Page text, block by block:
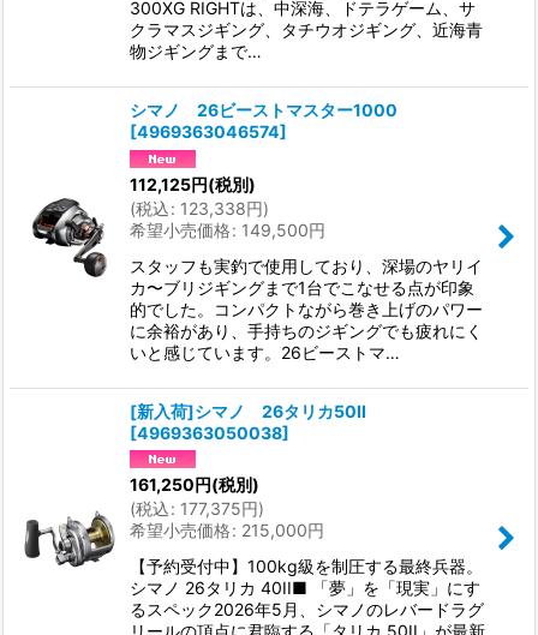
300XG RIGHTは、中深海、ドテラゲーム、サ
クラマスジギング、タチウオジギング、近海青
物ジギングまで…
シマノ 26ビーストマスター1000
[4969363046574]
112,125円(税別)
(税込: 123,338円)
希望小売価格: 149,500円
スタッフも実釣で使用しており、深場のヤリイ
カ〜ブリジギングまで1台でこなせる点が印象
的でした。コンパクトながら巻き上げのパワー
に余裕があり、手持ちのジギングでも疲れにく
いと感じています。26ビーストマ…
[新入荷]シマノ 26タリカ50II
[4969363050038]
161,250円(税別)
(税込: 177,375円)
希望小売価格: 215,000円
【予約受付中】100kg級を制圧する最終兵器。
シマノ 26タリカ 40II■ 「夢」を「現実」にす
るスペック2026年5月、シマノのレバードラグ